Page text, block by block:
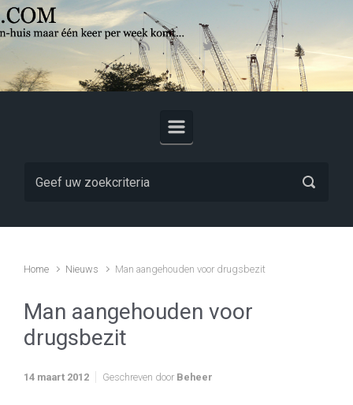
Skip to main content
Home Nieuws Man aangehouden voor drugsbezit
Man aangehouden voor
drugsbezit
14 maart 2012 Geschreven door Beheer